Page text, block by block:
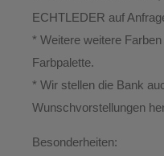
ECHTLEDER auf
* Weitere weitere
Farbpalette.
* Wir stellen die Bank
Wunschvorstellungen
Besonderheiten: